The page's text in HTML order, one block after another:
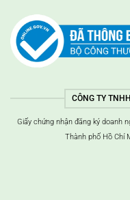
CÔNG TY
Giấy chứng nhận đăng ký doanh
Thành phố Hồ Chí